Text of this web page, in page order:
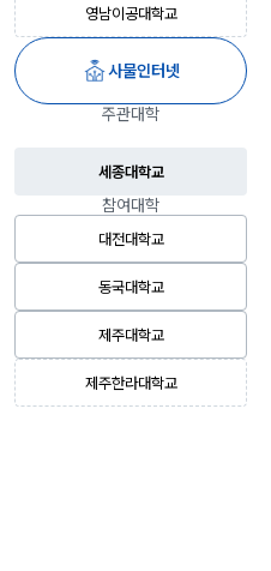
영남이공대학교
사물인터넷
주관대학
세종대학교
참여대학
대전대학교
동국대학교
제주대학교
제주한라대학교